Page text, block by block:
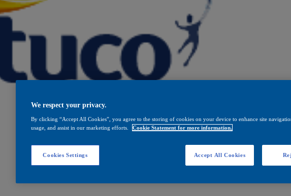
We respect your privacy.
By clicking “Accept All Cookies”, you agree to the storing of cookies on your device to enhance site
usage, and assist in our marketing efforts.
Cookie Statement for more information.
Cookies Settings Accept All Cookies